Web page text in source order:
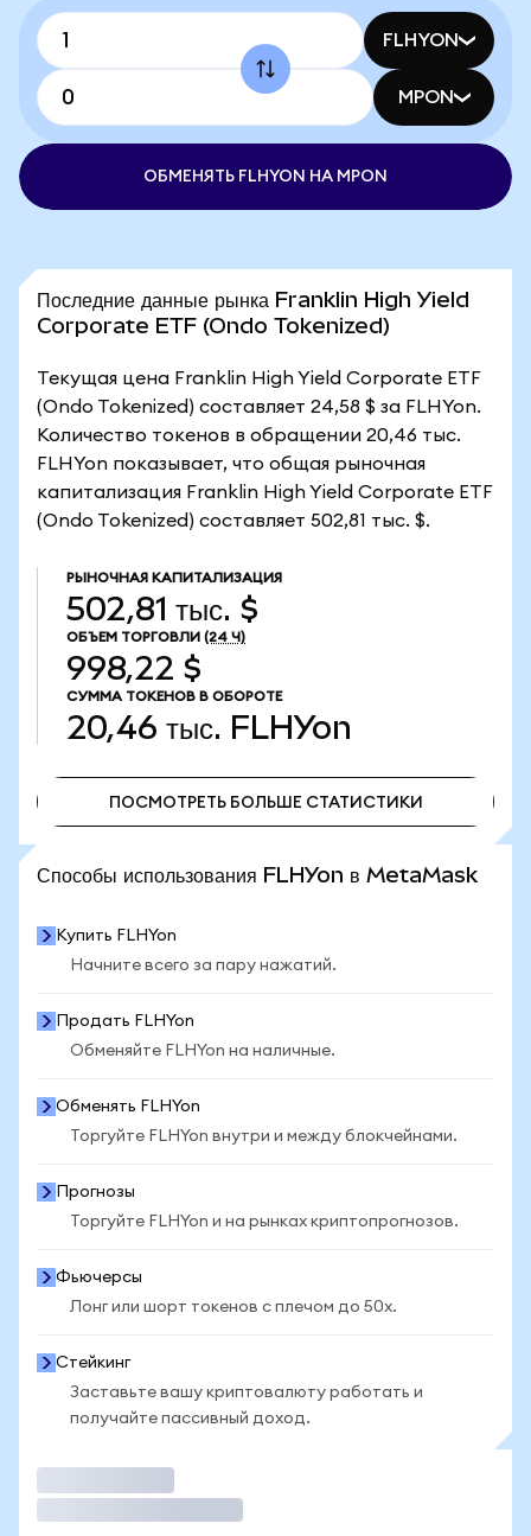
FLHYON
MPON
ОБМЕНЯТЬ FLHYON НА MPON
Последние данные рынка Franklin High Yield
Corporate ETF (Ondo Tokenized)
Текущая цена Franklin High Yield Corporate ETF
(Ondo Tokenized) составляет 24,58 $ за FLHYon.
Количество токенов в обращении 20,46 тыс.
FLHYon показывает, что общая рыночная
капитализация Franklin High Yield Corporate ETF
(Ondo Tokenized) составляет 502,81 тыс. $.
РЫНОЧНАЯ КАПИТАЛИЗАЦИЯ
502,81 тыс. $
ОБЪЕМ ТОРГОВЛИ (24 Ч)
998,22 $
СУММА ТОКЕНОВ В ОБОРОТЕ
20,46 тыс. FLHYon
ПОСМОТРЕТЬ БОЛЬШЕ СТАТИСТИКИ
Способы использования FLHYon в MetaMask
Купить FLHYon
Начните всего за пару нажатий.
Продать FLHYon
Обменяйте FLHYon на наличные.
Обменять FLHYon
Торгуйте FLHYon внутри и между блокчейнами.
Прогнозы
Торгуйте FLHYon и на рынках криптопрогнозов.
Фьючерсы
Лонг или шорт токенов с плечом до 50x.
Стейкинг
Заставьте вашу криптовалюту работать и
получайте пассивный доход.